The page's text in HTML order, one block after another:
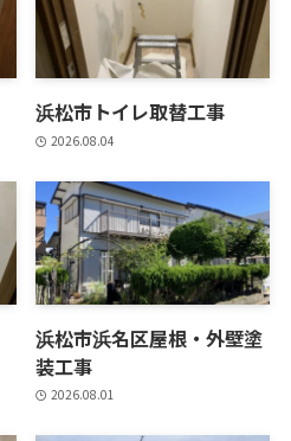
浜松市トイレ取替工事
2026.08.04
浜松市浜名区屋根・外壁塗
装工事
2026.08.01